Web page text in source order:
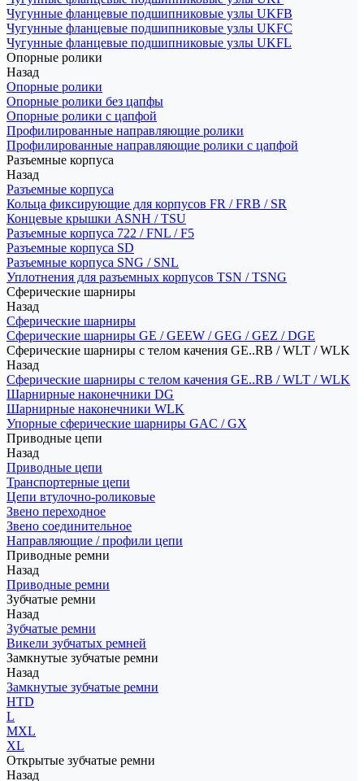
Чугунные фланцевые подшипниковые узлы UKFB
Чугунные фланцевые подшипниковые узлы UKFC
Чугунные фланцевые подшипниковые узлы UKFL
Опорные ролики
Назад
Опорные ролики
Опорные ролики без цапфы
Опорные ролики с цапфой
Профилированные направляющие ролики
Профилированные направляющие ролики с цапфой
Разъемные корпуса
Назад
Разъемные корпуса
Кольца фиксирующие для корпусов FR / FRB / SR
Концевые крышки ASNH / TSU
Разъемные корпуса 722 / FNL / F5
Разъемные корпуса SD
Разъемные корпуса SNG / SNL
Уплотнения для разъемных корпусов TSN / TSNG
Сферические шарниры
Назад
Сферические шарниры
Сферические шарниры GE / GEEW / GEG / GEZ / DGE
Сферические шарниры с телом качения GE..RB / WLT / WLK
Назад
Сферические шарниры с телом качения GE..RB / WLT / WLK
Шарнирные наконечники DG
Шарнирные наконечники WLK
Упорные сферические шарниры GAC / GX
Приводные цепи
Назад
Приводные цепи
Транспортерные цепи
Цепи втулочно-роликовые
Звено переходное
Звено соединительное
Направляющие / профили цепи
Приводные ремни
Назад
Приводные ремни
Зубчатые ремни
Назад
Зубчатые ремни
Викели зубчатых ремней
Замкнутые зубчатые ремни
Назад
Замкнутые зубчатые ремни
HTD
L
MXL
XL
Открытые зубчатые ремни
Назад